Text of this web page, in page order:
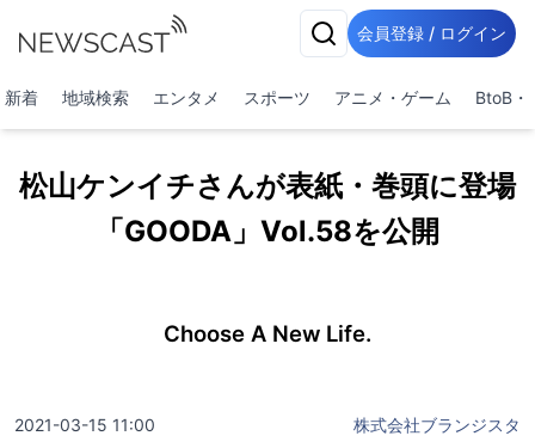
会員登録 / ログイン
新着 地域検索 エンタメ スポーツ アニメ・ゲーム BtoB・
松山ケンイチさんが表紙・巻頭に登場
「GOODA」Vol.58を公開
Choose A New Life.
2021-03-15 11:00 株式会社ブランジスタ